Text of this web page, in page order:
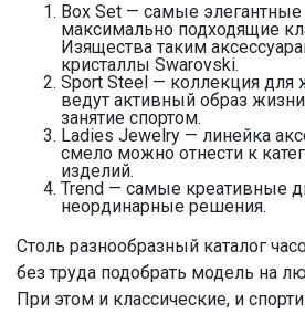
Box Set — самые
максимально подходящие
Изящества таким
кристаллы Swarovski.
Sport Steel — коллекция
ведут активный образ
занятие спортом.
Ladies Jewelry — линейка
смело можно отнести к
изделий.
Trend — самые креативные
неординарные решения.
Столь разнообразный каталог
без труда подобрать модель на
При этом и классические, и